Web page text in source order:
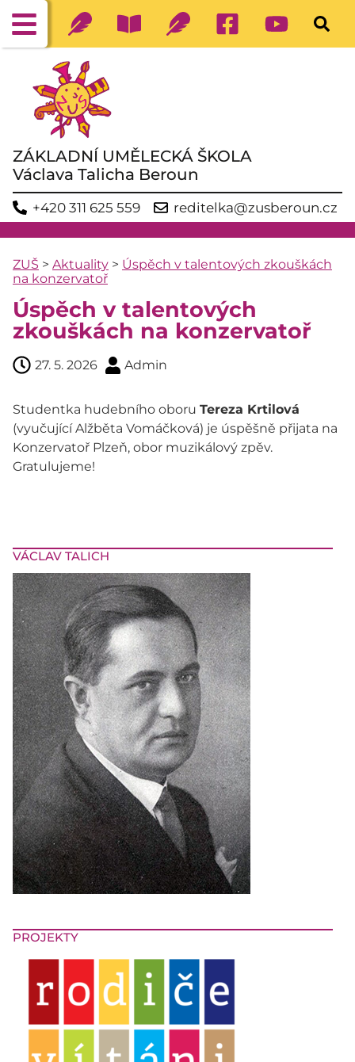
ZÁKLADNÍ UMĚLECKÁ ŠKOLA
Václava Talicha Beroun
+420 311 625 559 reditelka@zusberoun.cz
VÁCLAV TALICH
PROJEKTY
ZUŠ > Aktuality > Úspěch v talentových zkouškách
na konzervatoř
Úspěch v talentových
zkouškách na konzervatoř
27. 5. 2026 Admin
Studentka hudebního oboru Tereza Krtilová
(vyučující Alžběta Vomáčková) je úspěšně přijata na
Konzervatoř Plzeň, obor muzikálový zpěv.
Gratulujeme!